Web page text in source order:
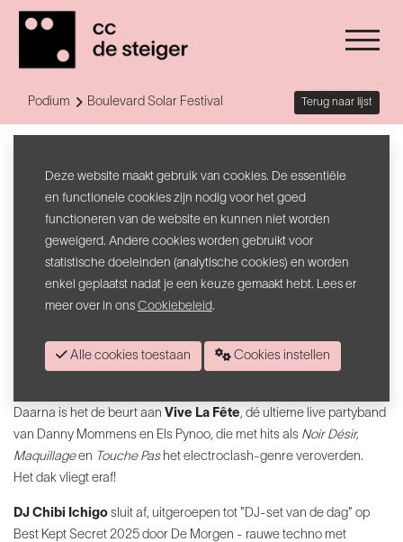
Podium Boulevard Solar Festival Terug naar lijst
Boulevard Solar Festival
Ook dit jaar kan je weer genieten vaneen gratis festival in Lauwe,
nog vóórde grote zomerfestivals.
Tijdens wereldkeukenfestival Couleur Bazaar (vanaf 18u) geniet je
de wereldse grooves en beats van
dravende drumcomputers, synths,stuwende gitaarlijnen en
Daarna is het de beurt aan Vive La Fête, dé ultieme live partyband
van Danny Mommens en Els Pynoo, die met hits als Noir Désir,
Maquillageen Touche Pashet electroclash-genre veroverden.
Het dak vliegt eraf!
DJ Chibi Ichigo sluit af, uitgeroepen tot "DJ-set van de dag" op
Best Kept Secret 2025 door De Morgen - rauwe techno met
Deze website maakt gebruik van cookies. De essentiële
en functionele cookies zijn nodig voor het goed
functioneren van de website en kunnen niet worden
geweigerd. Andere cookies worden gebruikt voor
statistische doeleinden (analytische cookies) en worden
enkel geplaatst nadat je een keuze gemaakt hebt. Lees er
meer over in ons Cookiebeleid.
Alle cookies toestaan Cookies instellen